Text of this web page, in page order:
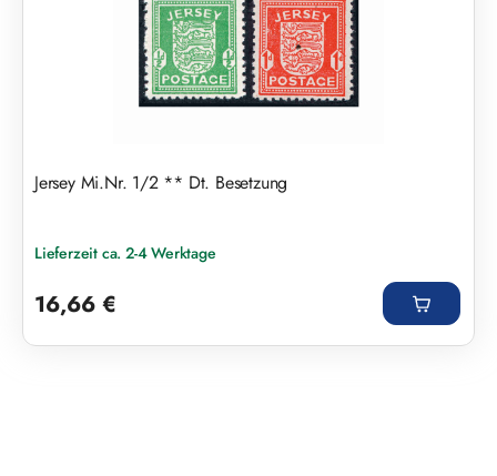
Jersey Mi.Nr. 1/2 ** Dt. Besetzung
Lieferzeit ca. 2-4 Werktage
16,66 €